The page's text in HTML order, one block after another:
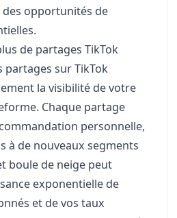
opportunités de
de partages TikTok
partages sur TikTok
la visibilité de votre
Chaque partage
personnelle,
à de nouveaux segments
boule de neige peut
exponentielle de
et de vos taux